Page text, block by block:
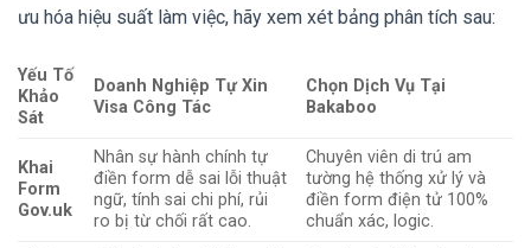
ưu hóa hiệu suất làm việc, hãy xem xét bảng phân tích sau:
Yếu Tố
Khảo
Sát
Doanh Nghiệp Tự Xin
Visa Công Tác
Chọn Dịch Vụ Tại
Bakaboo
Khai
Form
Gov.uk
Nhân sự hành chính tự
điền form dễ sai lỗi thuật
ngữ, tính sai chi phí, rủi
ro bị từ chối rất cao.
Chuyên viên di trú am
tường hệ thống xử lý và
điền form điện tử 100%
chuẩn xác, logic.